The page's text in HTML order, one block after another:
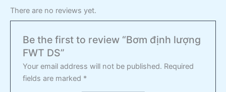
There are no reviews yet.
Be the first to review “Bơm định lượng
FWT DS”
Your email address will not be published. Required
fields are marked *